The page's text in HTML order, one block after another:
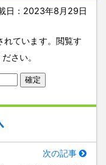
日：2023年8月29日
れています。閲覧す
さい。
次の記事